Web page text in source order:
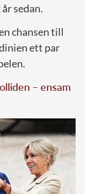
sedan.
chansen till
ett par
– ensam